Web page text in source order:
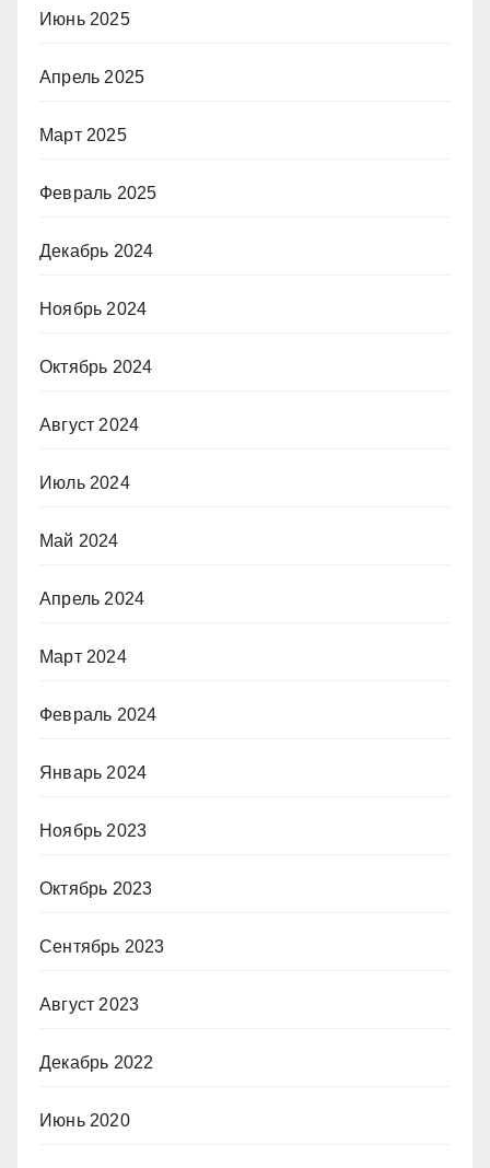
Июнь 2025
Апрель 2025
Март 2025
Февраль 2025
Декабрь 2024
Ноябрь 2024
Октябрь 2024
Август 2024
Июль 2024
Май 2024
Апрель 2024
Март 2024
Февраль 2024
Январь 2024
Ноябрь 2023
Октябрь 2023
Сентябрь 2023
Август 2023
Декабрь 2022
Июнь 2020